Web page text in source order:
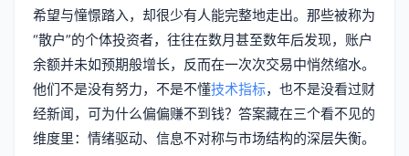
希望与憧憬踏入，却很少有人能完整地走出。那些被称为
“散户”的个体投资者，往往在数月甚至数年后发现，账户
余额并未如预期般增长，反而在一次次交易中悄然缩水。
他们不是没有努力，不是不懂技术指标，也不是没看过财
经新闻，可为什么偏偏赚不到钱？答案藏在三个看不见的
维度里：情绪驱动、信息不对称与市场结构的深层失衡。